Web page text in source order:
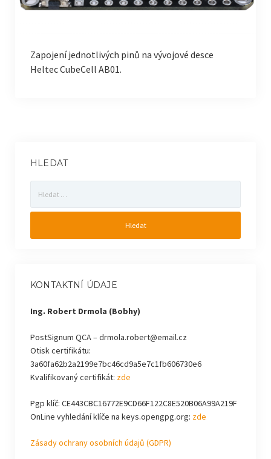
Servisní data senzorů
Přehled (Roštín 78)
Zapojení jednotlivých pinů na vývojové desce
Heltec CubeCell AB01.
HLEDAT
KONTAKTNÍ ÚDAJE
Ing. Robert Drmola (Bobhy)
PostSignum QCA – drmola.robert@email.cz
Otisk certifikátu:
3a60fa62b2a2199e7bc46cd9a5e7c1fb606730e6
Kvalifikovaný certifikát: zde
Pgp klíč: CE443CBC16772E9CD66F122C8E520B06A99A219F
OnLine vyhledání klíče na keys.opengpg.org: zde
Zásady ochrany osobních údajů (GDPR)